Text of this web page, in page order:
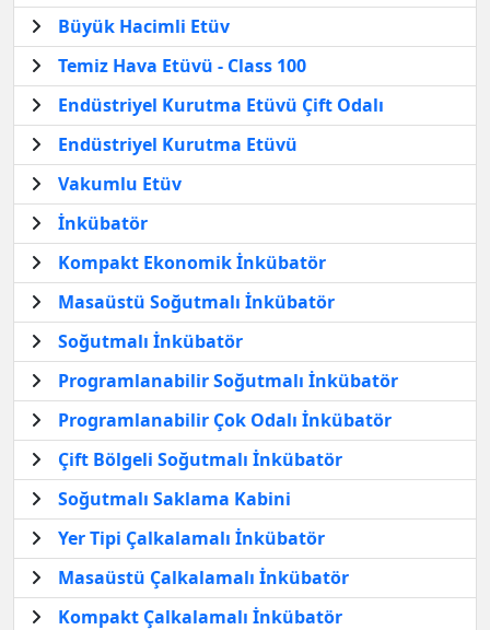
Büyük Hacimli Etüv
Temiz Hava Etüvü - Class 100
Endüstriyel Kurutma Etüvü Çift Odalı
Endüstriyel Kurutma Etüvü
Vakumlu Etüv
İnkübatör
Kompakt Ekonomik İnkübatör
Masaüstü Soğutmalı İnkübatör
Soğutmalı İnkübatör
Programlanabilir Soğutmalı İnkübatör
Programlanabilir Çok Odalı İnkübatör
Çift Bölgeli Soğutmalı İnkübatör
Soğutmalı Saklama Kabini
Yer Tipi Çalkalamalı İnkübatör
Masaüstü Çalkalamalı İnkübatör
Kompakt Çalkalamalı İnkübatör